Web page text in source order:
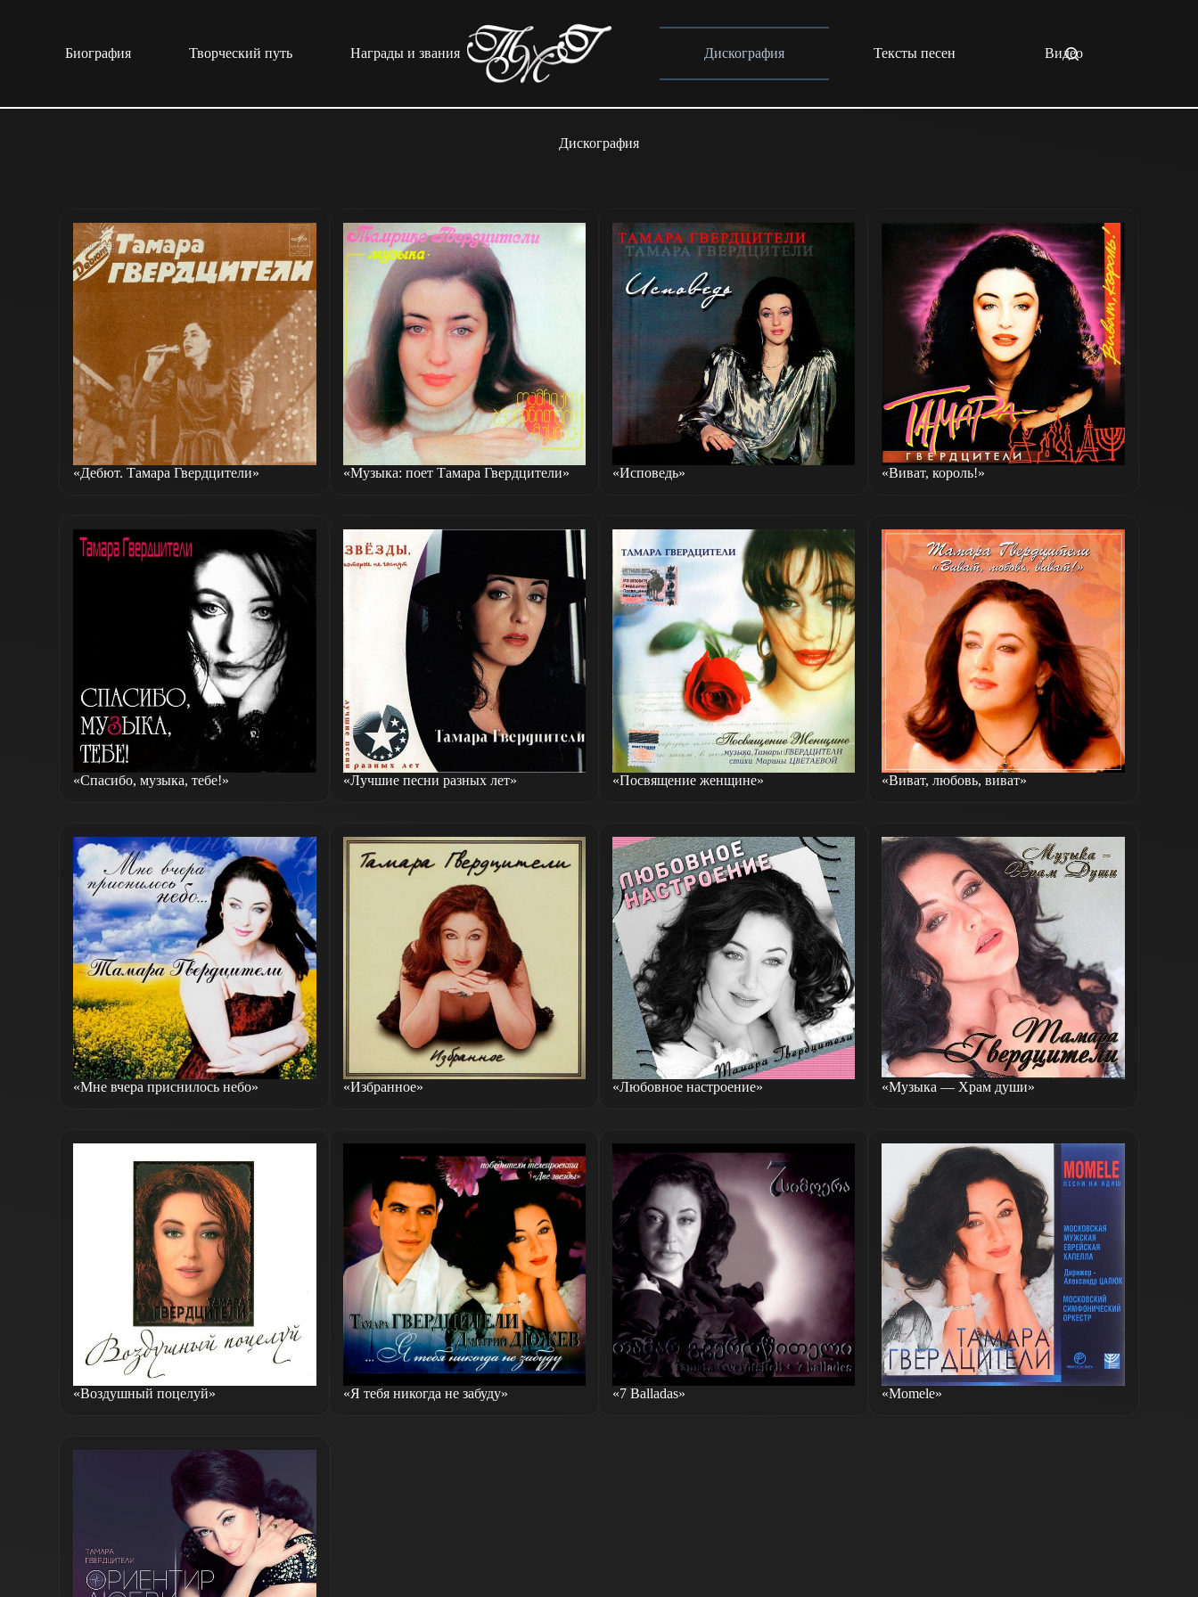
Биография
Творческий путь Награды и звания Дискография Тексты песен Видео
Дискография
«Дебют. Тамара Гвердцители» «Музыка: поет Тамара Гвердцители» «Исповедь» «Виват, король!»
«Спасибо, музыка, тебе!» «Лучшие песни разных лет» «Посвящение женщине» «Виват, любовь, виват»
«Мне вчера приснилось небо» «Избранное» «Любовное настроение» «Музыка — Храм души»
«Воздушный поцелуй» «Я тебя никогда не забуду» «7 Balladas» «Momele»